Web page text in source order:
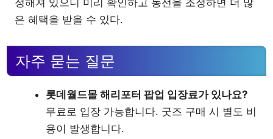
은 혜택을 받을 수 있다.
자주 묻는 질문
롯데월드몰 해리포터 팝업 입장료가 있나요?
무료로 입장 가능합니다. 굿즈 구매 시 별도 비
용이 발생합니다.